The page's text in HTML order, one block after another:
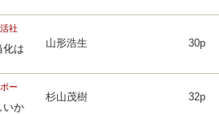
社
化は
山形浩生 30p
ー
いか
杉山茂樹 32p